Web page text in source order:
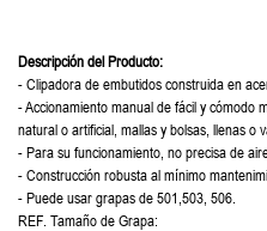
Descripción del Producto:
- Clipadora de embutidos construida en
- Accionamiento manual de fácil y cómodo
natural o artificial, mallas y bolsas, llenas o
- Para su funcionamiento, no precisa de
- Construcción robusta al mínimo
- Puede usar grapas de 501,503, 506.
REF. Tamaño de Grapa: